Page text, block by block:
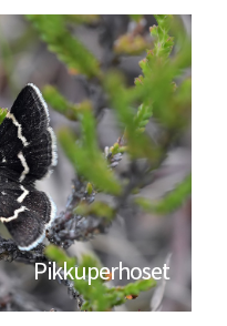
Pikkuperhoset